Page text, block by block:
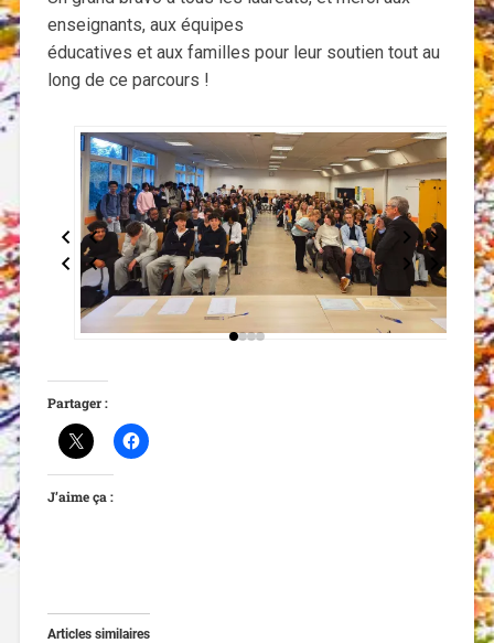
enseignants, aux équipes
éducatives et aux familles pour leur soutien tout au
long de ce parcours !
Partager :
J’aime ça :
Articles similaires